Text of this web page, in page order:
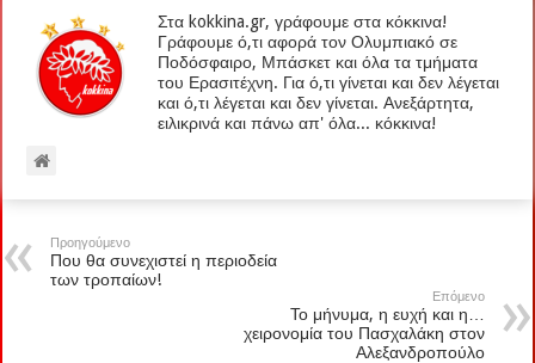
Στα kokkina.gr, γράφουμε στα κόκκινα!
Γράφουμε ό,τι αφορά τον Ολυμπιακό σε
Ποδόσφαιρο, Μπάσκετ και όλα τα τμήματα
του Ερασιτέχνη. Για ό,τι γίνεται και δεν λέγεται
και ό,τι λέγεται και δεν γίνεται. Ανεξάρτητα,
ειλικρινά και πάνω απ' όλα... κόκκινα!
Προηγούμενο
Που θα συνεχιστεί η περιοδεία
των τροπαίων!
Επόμενο
Το μήνυμα, η ευχή και η…
χειρονομία του Πασχαλάκη στον
Αλεξανδροπούλο